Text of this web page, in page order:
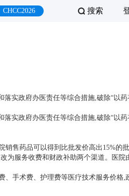
搜索
CHCC2026
实政府办医责任等综合措施,破除“以药
实政府办医责任等综合措施,破除“以药
售药品可以得到比批发价高出15%的批
服务收费和财政补助两个渠道。医院
手术费、护理费等医疗技术服务价格,